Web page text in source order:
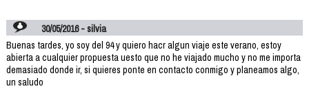
30/05/2016 - silvia
Buenas tardes, yo soy del 94 y quiero hacr algun viaje este verano, estoy
abierta a cualquier propuesta uesto que no he viajado mucho y no me importa
demasiado donde ir, si quieres ponte en contacto conmigo y planeamos algo,
un saludo